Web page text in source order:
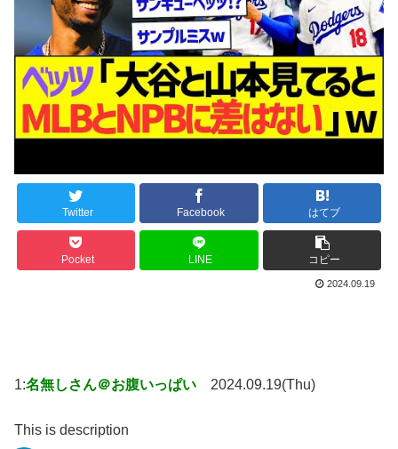
Twitter Facebook はてブ
Pocket LINE コピー
2024.09.19
1:名無しさん＠お腹いっぱい 2024.09.19(Thu)
This is description